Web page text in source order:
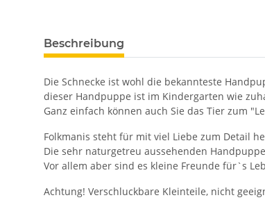
weitere Registerkarten anzeigen
Beschreibung
Die Schnecke ist wohl die bekannteste
dieser Handpuppe ist im Kindergarten wie
Ganz einfach können auch Sie das Tier zum
Folkmanis steht für mit viel Liebe zum Detail
Die sehr naturgetreu aussehenden
Vor allem aber sind es kleine Freunde für`s
Achtung! Verschluckbare Kleinteile, nicht